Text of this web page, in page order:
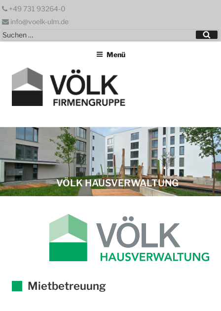
Zum
springen
+49 731 93264-0
info@voelk-ulm.de
Suchen
nach:
Menü
VÖLK HAUSVERWALTUNG
Mietbetreuung